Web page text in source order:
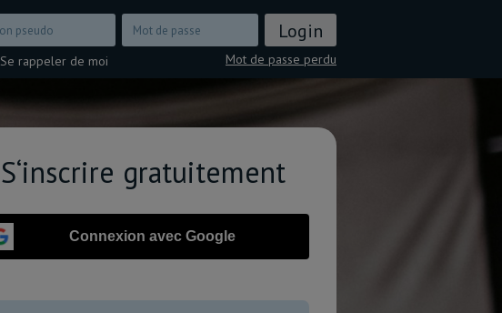
Mot de passe perdu
Se rappeler de moi
S‘inscrire gratuitement
Connexion avec Google